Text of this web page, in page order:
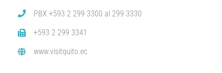
PBX +593 2 299 3300 al 299 3330
+593 2 299 3341
www.visitquito.ec